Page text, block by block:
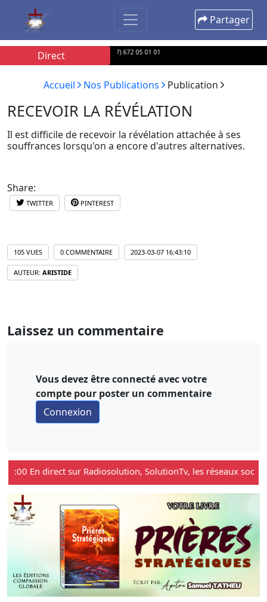
Partager
Direct
SMS, Appel ou Whatsapp au (+237) 672 05 01 01
Accueil Nos Publications Publication
RECEVOIR LA RÉVÉLATION
Il est difficile de recevoir la révélation attachée à ses
souffrances lorsqu'on a encore d'autres alternatives.
Share:
TWITTER PINTEREST
105 VUES 0 COMMENTAIRE 2023-03-07 16:43:10
AUTEUR: ARISTIDE
Laissez un commentaire
Vous devez être connecté avec votre
compte pour poster un commentaire
En direct sur Radiosolution, SolutionTv, les réseaux
Previous Next